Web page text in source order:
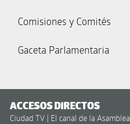
Comisiones y Comités
Gaceta Parlamentaria
ACCESOS DIRECTOS
Ciudad TV | El canal de la Asamblea